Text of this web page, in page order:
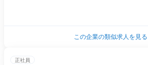
この企業の類似求人を見る
正社員